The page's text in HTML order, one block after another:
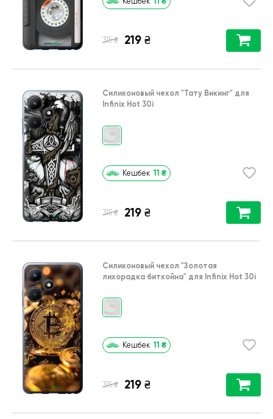
315 ₴ 219 ₴
Силиконовый чехол "Тату Викинг" для
Infinix Hot 30i
Кешбек 11 ₴
315 ₴ 219 ₴
Силиконовый чехол "Золотая
лихорадка биткойна" для Infinix Hot 30i
Кешбек 11 ₴
315 ₴ 219 ₴